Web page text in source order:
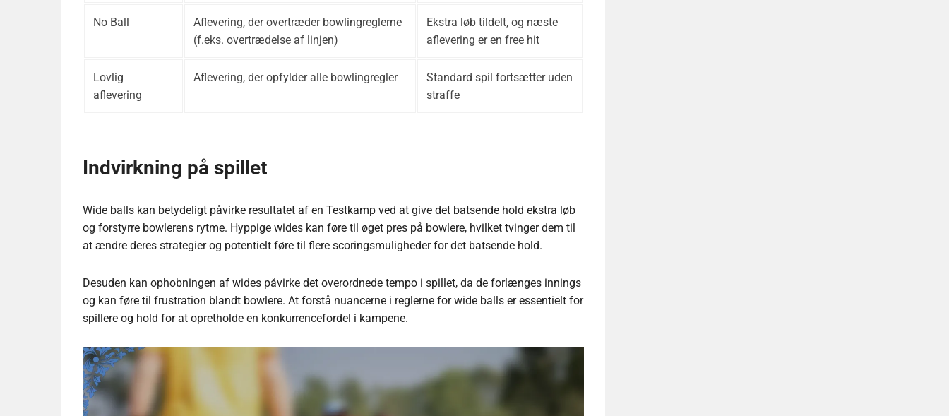
No Ball
Aflevering, der overtræder bowlingreglerne
(f.eks. overtrædelse af linjen)
Ekstra løb tildelt, og næste
aflevering er en free hit
Lovlig
aflevering
Aflevering, der opfylder alle bowlingregler
Standard spil fortsætter uden
straffe
Indvirkning på spillet
Wide balls kan betydeligt påvirke resultatet af en Testkamp ved at give det batsende hold ekstra løb
og forstyrre bowlerens rytme. Hyppige wides kan føre til øget pres på bowlere, hvilket tvinger dem til
at ændre deres strategier og potentielt føre til flere scoringsmuligheder for det batsende hold.
Desuden kan ophobningen af wides påvirke det overordnede tempo i spillet, da de forlænges innings
og kan føre til frustration blandt bowlere. At forstå nuancerne i reglerne for wide balls er essentielt for
spillere og hold for at opretholde en konkurrencefordel i kampene.